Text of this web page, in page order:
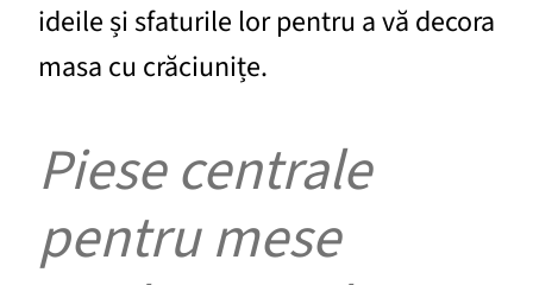
ideile și sfaturile lor pentru a vă decora
masa cu crăciunițe.
Piese centrale
pentru mese